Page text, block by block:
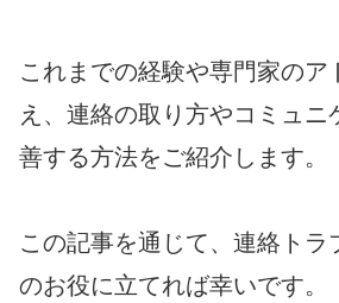
これまでの経験や専門家のア
え、連絡の取り方やコミュニ
善する方法をご紹介します。
この記事を通じて、連絡トラ
のお役に立てれば幸いです。